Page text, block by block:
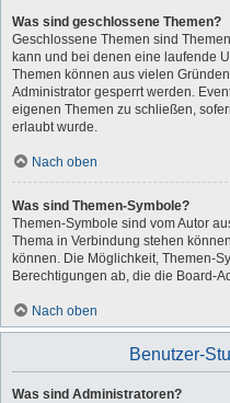
Was sind geschlossene Themen?
Geschlossene Themen sind
kann und bei denen eine laufende
Themen können aus vielen
Administrator gesperrt werden.
eigenen Themen zu schließen,
erlaubt wurde.
Nach oben
Was sind Themen-Symbole?
Themen-Symbole sind vom Autor
Thema in Verbindung stehen
können. Die Möglichkeit, Themen-
Berechtigungen ab, die die Board-
Nach oben
Benutzer-
Was sind Administratoren?